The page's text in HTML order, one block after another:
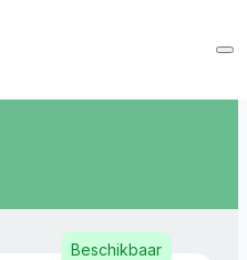
Beschikbaar